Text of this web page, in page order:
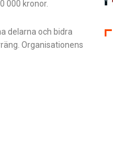
000 kronor.
delarna och bidra
Organisationens